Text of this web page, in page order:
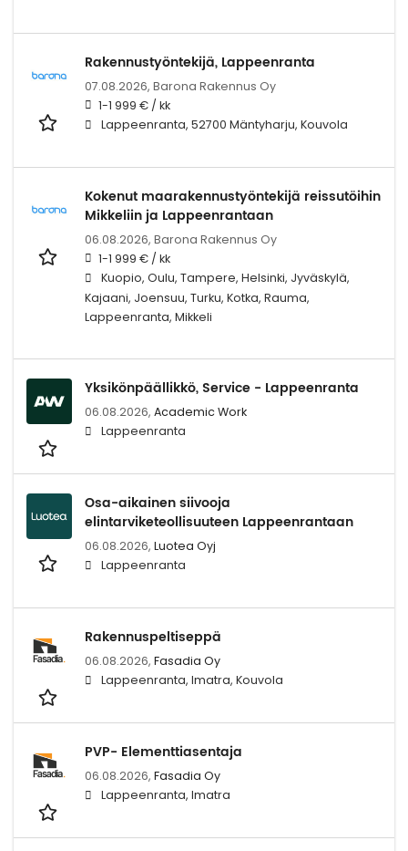
Rakennustyöntekijä, Lappeenranta
07.08.2026, Barona Rakennus Oy
1-1 999 € / kk
Lappeenranta, 52700 Mäntyharju, Kouvola
Kokenut maarakennustyöntekijä reissutöihin
Mikkeliin ja Lappeenrantaan
06.08.2026, Barona Rakennus Oy
1-1 999 € / kk
Kuopio, Oulu, Tampere, Helsinki, Jyväskylä,
Kajaani, Joensuu, Turku, Kotka, Rauma,
Lappeenranta, Mikkeli
Yksikönpäällikkö, Service - Lappeenranta
06.08.2026, Academic Work
Lappeenranta
Osa-aikainen siivooja
elintarviketeollisuuteen Lappeenrantaan
06.08.2026, Luotea Oyj
Lappeenranta
Rakennuspeltiseppä
06.08.2026, Fasadia Oy
Lappeenranta, Imatra, Kouvola
PVP- Elementtiasentaja
06.08.2026, Fasadia Oy
Lappeenranta, Imatra